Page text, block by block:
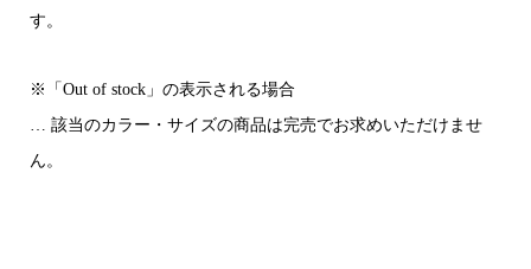
す。
※「Out of stock」の表示される場合
… 該当のカラー・サイズの商品は完売でお求めいただけませ
ん。